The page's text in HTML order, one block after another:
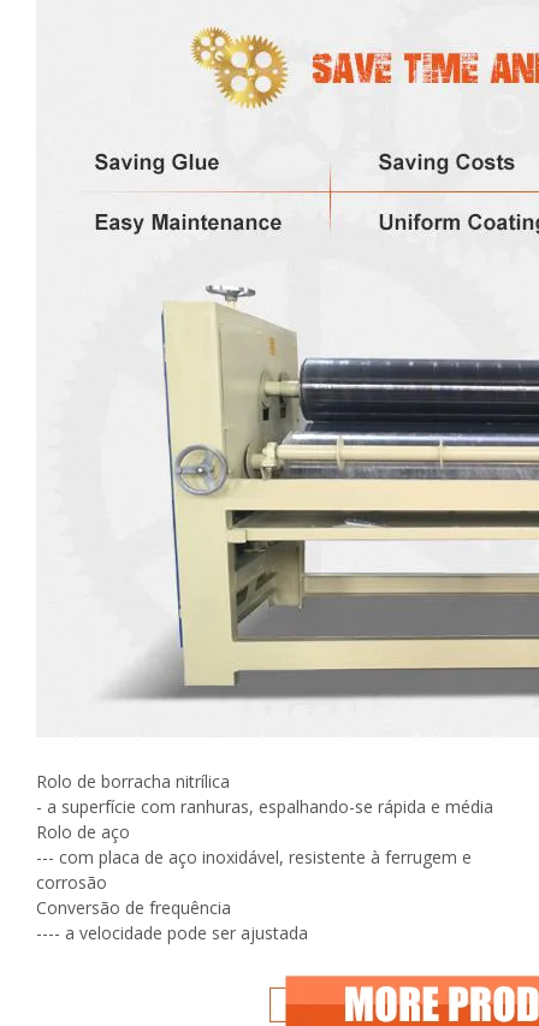
Rolo de borracha nitrílica
- a superfície com ranhuras, espalhando-se rápida e média
Rolo de aço
--- com placa de aço inoxidável, resistente à ferrugem e
corrosão
Conversão de frequência
---- a velocidade pode ser ajustada